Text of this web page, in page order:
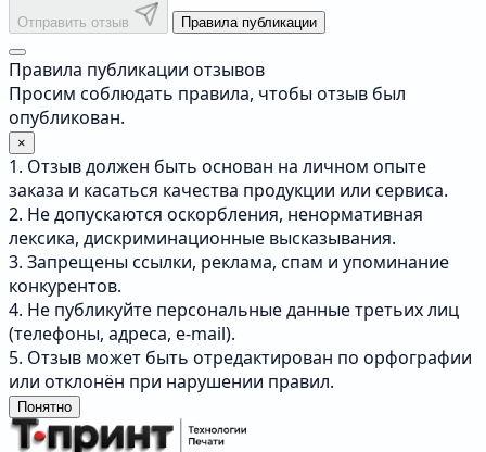
Отправить отзыв Правила публикации
Правила публикации отзывов
Просим соблюдать правила, чтобы отзыв был
опубликован.
×
1. Отзыв должен быть основан на личном опыте
заказа и касаться качества продукции или сервиса.
2. Не допускаются оскорбления, ненормативная
лексика, дискриминационные высказывания.
3. Запрещены ссылки, реклама, спам и упоминание
конкурентов.
4. Не публикуйте персональные данные третьих лиц
(телефоны, адреса, e-mail).
5. Отзыв может быть отредактирован по орфографии
или отклонён при нарушении правил.
Понятно